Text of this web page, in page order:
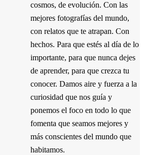
cosmos, de evolución. Con las
mejores fotografías del mundo,
con relatos que te atrapan. Con
hechos. Para que estés al día de lo
importante, para que nunca dejes
de aprender, para que crezca tu
conocer. Damos aire y fuerza a la
curiosidad que nos guía y
ponemos el foco en todo lo que
fomenta que seamos mejores y
más conscientes del mundo que
habitamos.